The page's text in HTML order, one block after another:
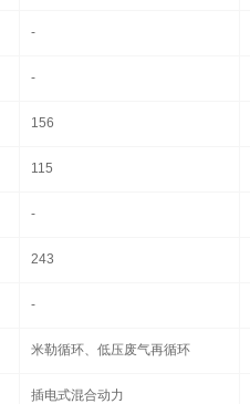
-
-
156
115
-
243
-
米勒循环、低压废气再循环
插电式混合动力